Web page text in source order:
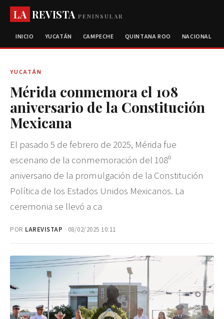
LA REVISTAPENINSULAR
INICIO YUCATÁN CAMPECHE QUINTANA ROO NACIONAL
YUCATÁN
Mérida conmemora el 108
aniversario de la Constitución
Mexicana
El pasado 5 de febrero de 2025, Mérida fue
escenario de la conmemoración del 108º
aniversario de la promulgación de la Constitución
Política de los Estados Unidos Mexicanos. La
ceremonia se llevó a ca
POR LAREVISTAP · 08/02/2025 10:11